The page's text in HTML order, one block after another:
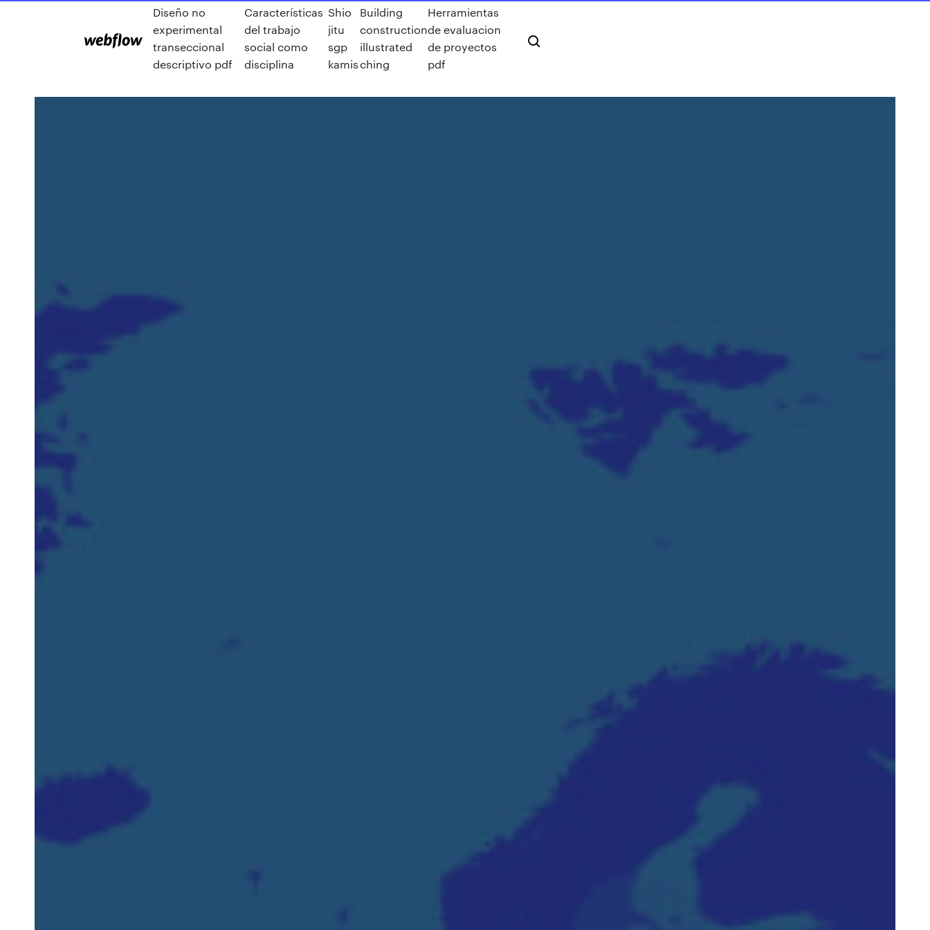
Diseño no
experimental
transeccional
descriptivo pdf
Características
del trabajo
social como
disciplina
Shio
jitu
sgp
kamis
Building
construction
illustrated
ching
Herramientas
de evaluacion
de proyectos
pdf